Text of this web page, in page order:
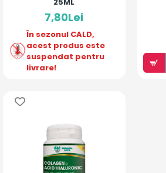
7,80Lei
În sezonul CALD,
acest produs este
suspendat pentru
livrare!